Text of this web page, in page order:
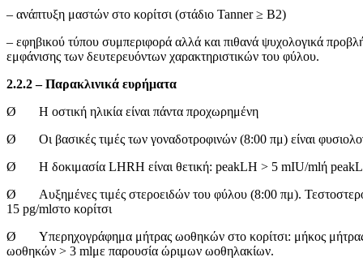
– ανάπτυξη μαστών στο κορίτσι (στάδιο Tanner ≥ B2)
– εφηβικού τύπου συμπεριφορά αλλά και πιθανά ψυχολογικά
εμφάνισης των δευτερευόντων χαρακτηριστικών του φύλου.
2.2.2 – Παρακλινικά ευρήματα
Ø Η οστική ηλικία είναι πάντα προχωρημένη
Ø Οι βασικές τιμές των γοναδοτροφινών (8:00 πμ) είναι
Ø Η δοκιμασία LHRH είναι θετική: peakLH > 5 mIU/mlή
Ø Αυξημένες τιμές στεροειδών του φύλου (8:00 πμ).
15 pg/mlστο κορίτσι
Ø Υπερηχογράφημα μήτρας ωοθηκών στο κορίτσι: μήκος
ωοθηκών > 3 mlμε παρουσία ώριμων ωοθηλακίων.